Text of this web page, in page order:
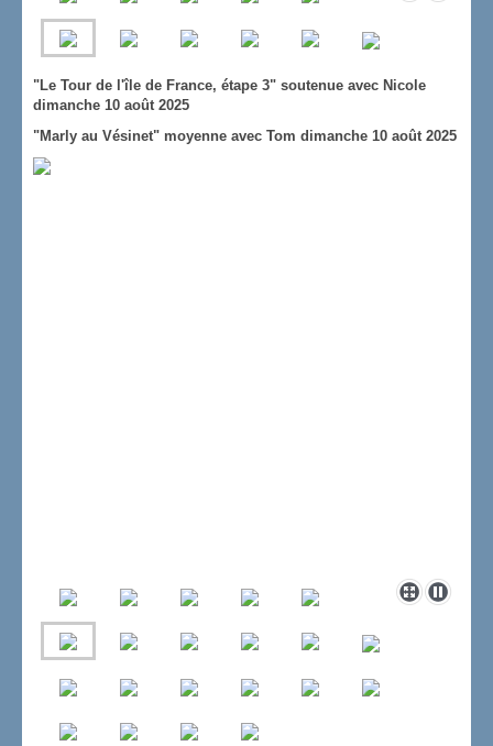
"Le Tour de l'île de France, étape 3" soutenue avec Nicole
dimanche 10 août 2025
"Marly au Vésinet" moyenne avec Tom dimanche 10 août 2025